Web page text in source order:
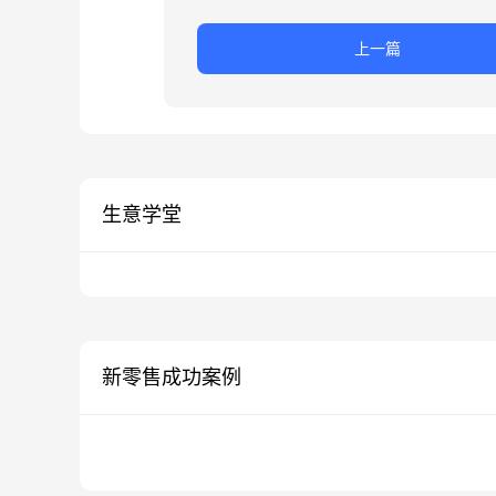
上一篇
生意学堂
新零售成功案例